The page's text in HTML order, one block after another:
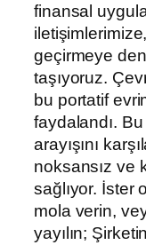
finansal
geçirmeye
taşıyoruz.
bu portatif
faydalandı.
arayışını
noksansız ve
sağlıyor. İster
mola verin,
yayılın;